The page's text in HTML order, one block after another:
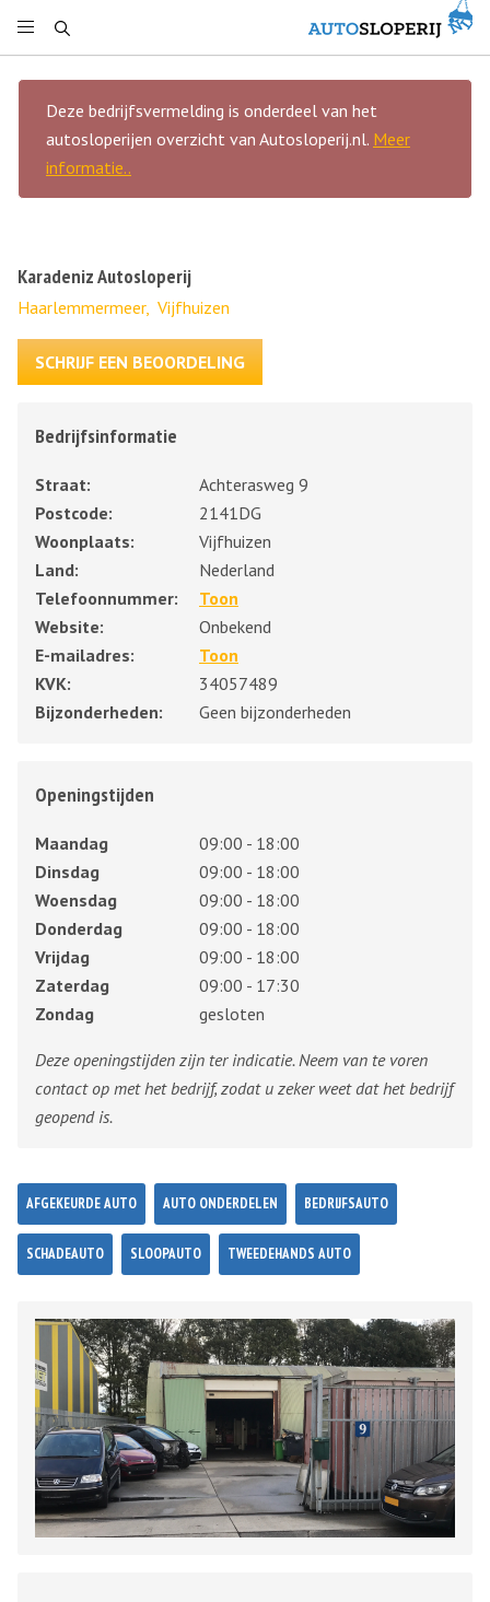
Deze bedrijfsvermelding is onderdeel van het
autosloperijen overzicht van Autosloperij.nl. Meer
informatie..
Karadeniz Autosloperij
Haarlemmermeer, Vijfhuizen
SCHRIJF EEN BEOORDELING
Bedrijfsinformatie
Straat:
Achterasweg 9
Postcode:
2141DG
Woonplaats:
Vijfhuizen
Land:
Nederland
Telefoonnummer:
Toon
Website:
Onbekend
E-mailadres:
Toon
KVK:
34057489
Bijzonderheden:
Geen bijzonderheden
Openingstijden
Maandag
09:00 - 18:00
Dinsdag
09:00 - 18:00
Woensdag
09:00 - 18:00
Donderdag
09:00 - 18:00
Vrijdag
09:00 - 18:00
Zaterdag
09:00 - 17:30
Zondag
gesloten
Deze openingstijden zijn ter indicatie. Neem van te voren
contact op met het bedrijf, zodat u zeker weet dat het bedrijf
geopend is.
AFGEKEURDE AUTO AUTO ONDERDELEN BEDRIJFSAUTO
SCHADEAUTO SLOOPAUTO TWEEDEHANDS AUTO